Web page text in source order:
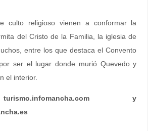
culto religioso vienen a conformar la
del Cristo de la Familia, la iglesia de
entre los que destaca el Convento
ser el lugar donde murió Quevedo y
el interior.
y